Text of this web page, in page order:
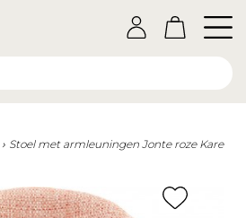
Stoel met armleuningen Jonte roze Kare